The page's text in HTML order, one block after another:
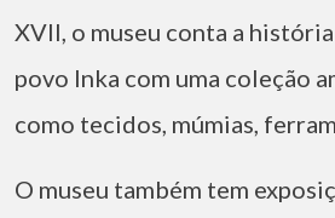
XVII, o museu conta a
povo Inka com uma coleção
como tecidos, múmias,
O museu também tem